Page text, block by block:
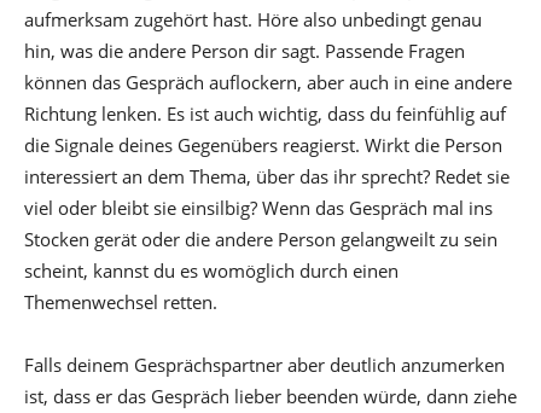
aufmerksam zugehört hast. Höre also unbedingt genau
hin, was die andere Person dir sagt. Passende Fragen
können das Gespräch auflockern, aber auch in eine andere
Richtung lenken. Es ist auch wichtig, dass du feinfühlig auf
die Signale deines Gegenübers reagierst. Wirkt die Person
interessiert an dem Thema, über das ihr sprecht? Redet sie
viel oder bleibt sie einsilbig? Wenn das Gespräch mal ins
Stocken gerät oder die andere Person gelangweilt zu sein
scheint, kannst du es womöglich durch einen
Themenwechsel retten.
Falls deinem Gesprächspartner aber deutlich anzumerken
ist, dass er das Gespräch lieber beenden würde, dann ziehe